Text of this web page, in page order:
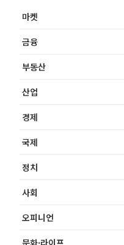
마켓
금융
부동산
산업
경제
국제
정치
사회
오피니언
문화·라이프